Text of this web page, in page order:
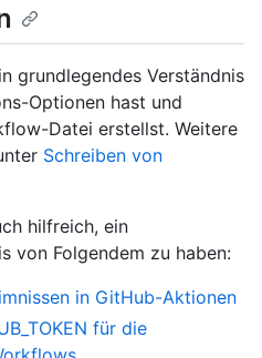
grundlegendes Verständnis
Optionen hast und
Datei erstellst. Weitere
Schreiben von
hilfreich, ein
von Folgendem zu haben:
in GitHub-Aktionen
für die